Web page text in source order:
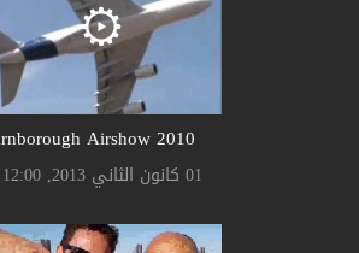
Airshow 2010
01 كانون الثاني 2013, 12:00 ص